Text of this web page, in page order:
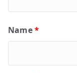
Name*